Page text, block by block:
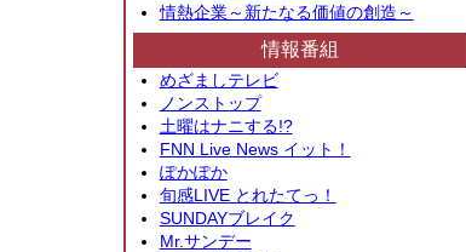
情熱企業～新たなる価値の創造～
情報番組
めざましテレビ
ノンストップ
土曜はナニする!?
FNN Live News イット！
ぽかぽか
旬感LIVE とれたてっ！
SUNDAYブレイク
Mr.サンデー